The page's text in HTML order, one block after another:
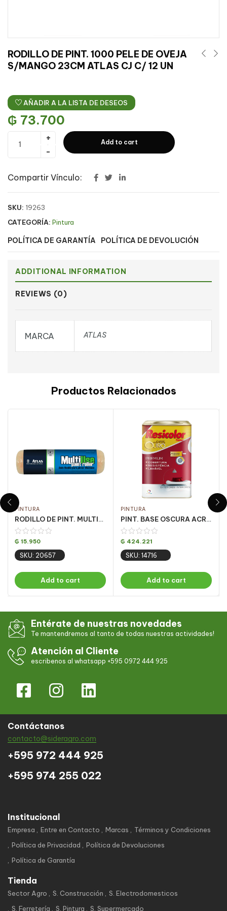
RODILLO DE PINT. 1000 PELE DE OVEJA
S/MANGO 23CM ATLAS CJ C/ 12 UN
AÑADIR A LA LISTA DE DESEOS
₲ 73.700
Add to cart
Compartir Vínculo:
SKU: 19263
CATEGORÍA: Pintura
POLÍTICA DE GARANTÍA POLÍTICA DE DEVOLUCIÓN
ADDITIONAL INFORMATION
REVIEWS (0)
MARCA ATLAS
Productos Relacionados
PINTURA
RODILLO DE PINT. MULTIUSO LANA SINT. 23CM
₲ 15.950
SKU: 20657
Add to cart
PINTURA
PINT. BASE OSCURA ACRILICA OURO FOSCO 16.2LT
₲ 424.221
SKU: 14716
Add to cart
Entérate de nuestras novedades
Te mantendremos al tanto de todas nuestras actividades!
Atención al Cliente
escribenos al whatsapp +595 0972 444 925
Contáctanos
contacto@sideragro.com
+595 972 444 925
+595 974 255 022
Institucional
Empresa Entre en Contacto Marcas
Términos y Condiciones
Política de Privacidad
Política de Devoluciones
Política de Garantía
Tienda
Sector Agro S. Construcción
S. Electrodomesticos
S. Ferretería
S. Pintura S. Supermercado